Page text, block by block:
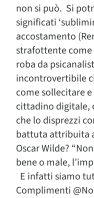
non si può. Si
significati
accostamento
strafottente come
roba da
incontrovertibile
come sollecitare
cittadino digitale,
che lo disprezzi
battuta attribuita
Oscar Wilde?
bene o male,
E infatti siamo
Complimenti